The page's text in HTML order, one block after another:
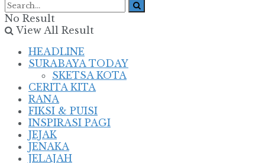
No Result
View All Result
HEADLINE
SURABAYA TODAY
SKETSA KOTA
CERITA KITA
RANA
FIKSI & PUISI
INSPIRASI PAGI
JEJAK
JENAKA
JELAJAH